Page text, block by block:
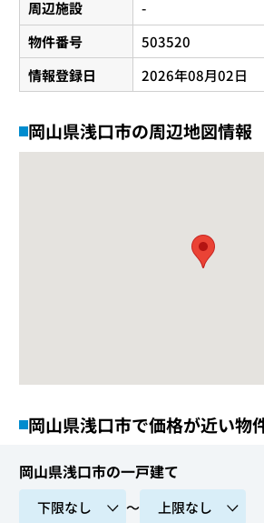
周辺施設
-
物件番号
503520
情報登録日
2026年08月02日
岡山県浅口市の周辺地図情報
岡山県浅口市で価格が近い物
岡山県浅口市の一戸建て
〜